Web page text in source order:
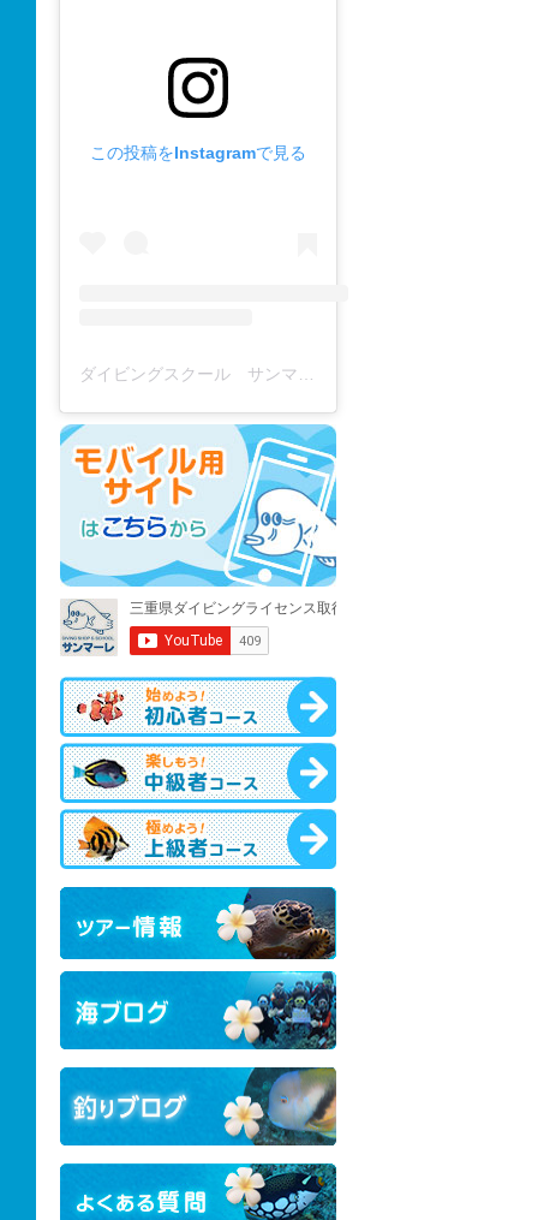
この投稿をInstagramで見る
ダイビングスクール サンマーレ / diving school(@diving_school_sanmare)がシェアした投稿